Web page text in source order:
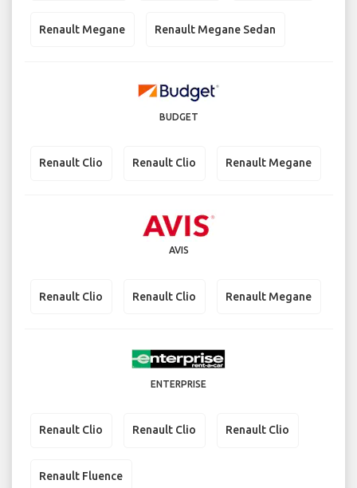
Renault Megane Renault Megane Sedan
BUDGET
Renault Clio Renault Clio Renault Megane
AVIS
Renault Clio Renault Clio Renault Megane
ENTERPRISE
Renault Clio Renault Clio Renault Clio
Renault Fluence